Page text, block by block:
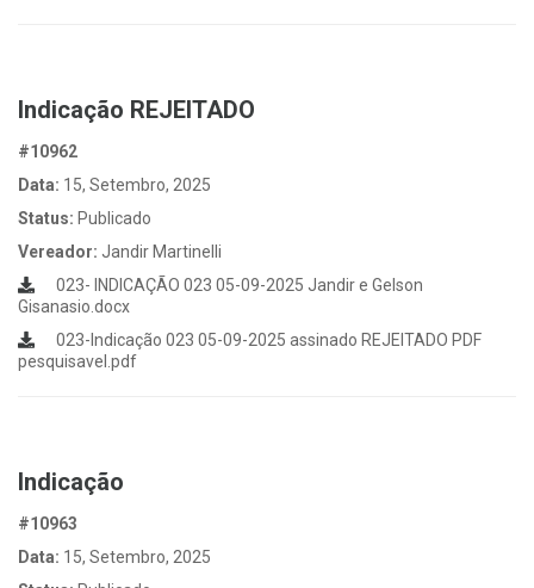
Indicação REJEITADO
#10962
Data: 15, Setembro, 2025
Status: Publicado
Vereador: Jandir Martinelli
023- INDICAÇÃO 023 05-09-2025 Jandir e Gelson
Gisanasio.docx
023-Indicação 023 05-09-2025 assinado REJEITADO PDF
pesquisavel.pdf
Indicação
#10963
Data: 15, Setembro, 2025